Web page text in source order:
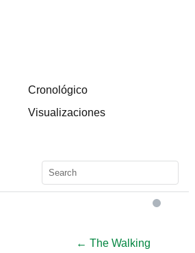
Cronológico
Visualizaciones
← The Walking